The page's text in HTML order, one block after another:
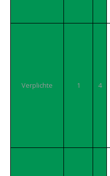
Verplichte 1 4